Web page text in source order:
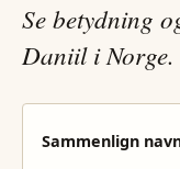
Se betydning
Daniil i Norge.
Sammenlign